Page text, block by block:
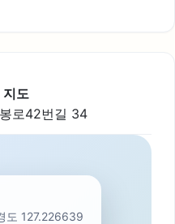
지도
로42번길 34
도 127.226639